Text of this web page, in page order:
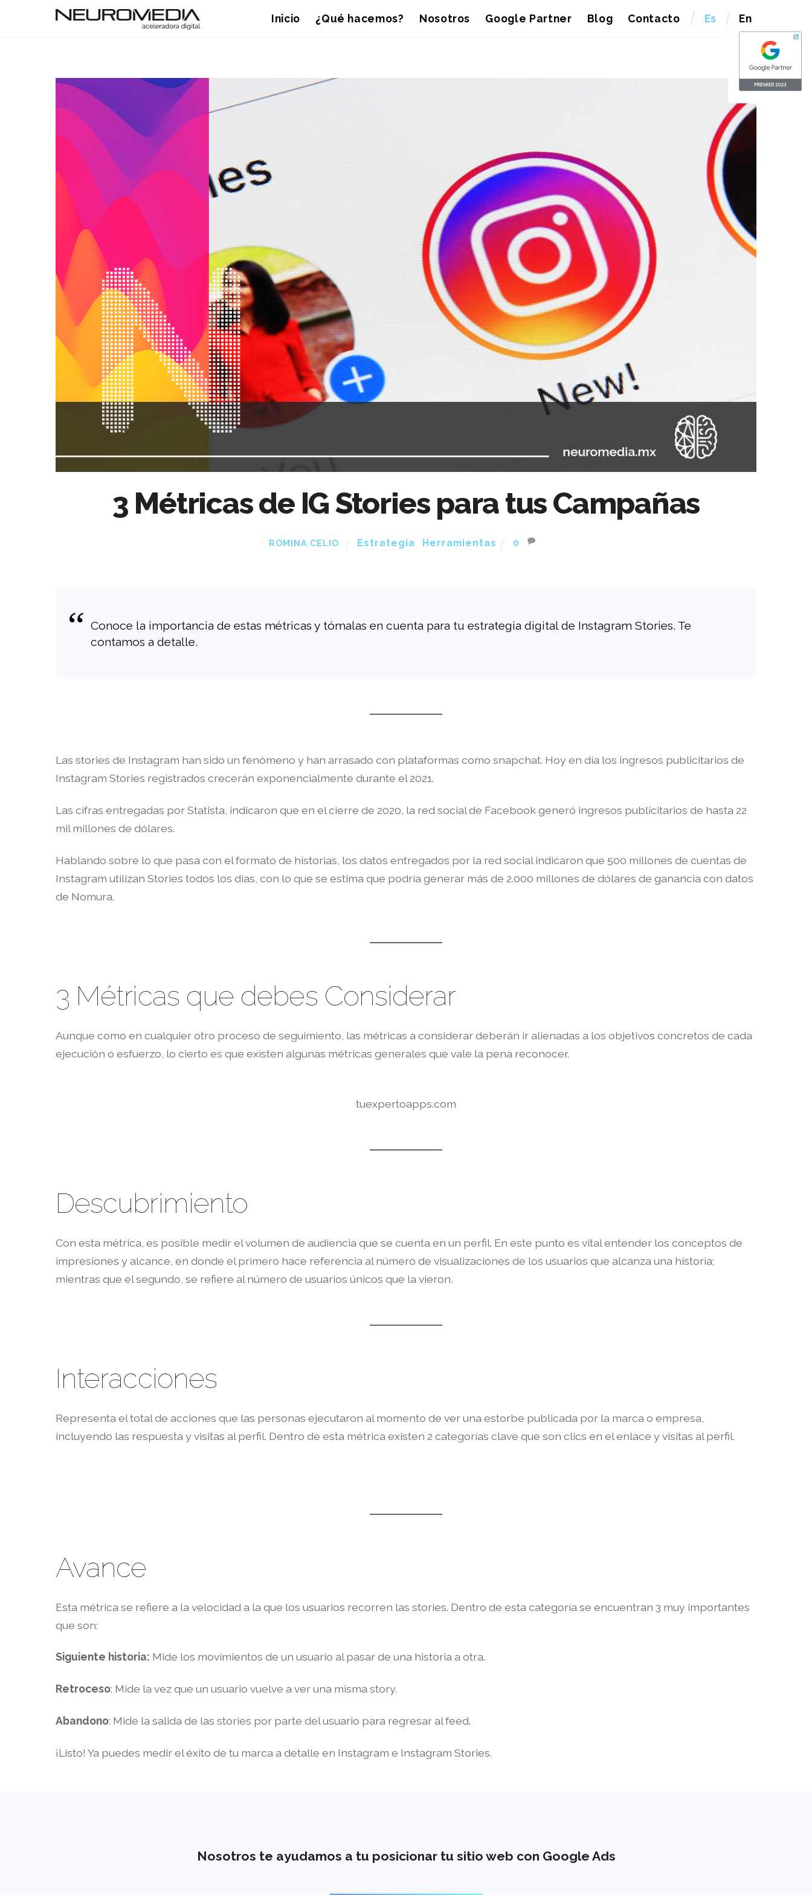
Inicio ¿Qué hacemos? Nosotros Google Partner Blog Contacto Es En
3 Métricas de IG Stories para tus Campañas
ROMINA CELIO Estrategia Herramientas 0
Conoce la importancia de estas métricas y tómalas en cuenta para tu estrategia digital de Instagram Stories. Te
contamos a detalle.
Las stories de Instagram han sido un fenómeno y han arrasado con plataformas como snapchat. Hoy en día los ingresos publicitarios de
Instagram Stories registrados crecerán exponencialmente durante el 2021.
Las cifras entregadas por Statista, indicaron que en el cierre de 2020, la red social de Facebook generó ingresos publicitarios de hasta 22
mil millones de dólares.
Hablando sobre lo que pasa con el formato de historias, los datos entregados por la red social indicaron que 500 millones de cuentas de
Instagram utilizan Stories todos los días, con lo que se estima que podría generar más de 2.000 millones de dólares de ganancia con datos
de Nomura.
3 Métricas que debes Considerar
Aunque como en cualquier otro proceso de seguimiento, las métricas a considerar deberán ir alienadas a los objetivos concretos de cada
ejecución o esfuerzo, lo cierto es que existen algunas métricas generales que vale la pena reconocer.
tuexpertoapps.com
Descubrimiento
Con esta métrica, es posible medir el volumen de audiencia que se cuenta en un perfil. En este punto es vital entender los conceptos de
impresiones y alcance, en donde el primero hace referencia al número de visualizaciones de los usuarios que alcanza una historia;
mientras que el segundo, se refiere al número de usuarios únicos que la vieron.
Interacciones
Representa el total de acciones que las personas ejecutaron al momento de ver una estorbe publicada por la marca o empresa,
incluyendo las respuesta y visitas al perfil. Dentro de esta métrica existen 2 categorías clave que son clics en el enlace y visitas al perfil.
Avance
Esta métrica se refiere a la velocidad a la que los usuarios recorren las stories. Dentro de esta categoría se encuentran 3 muy importantes
que son:
Siguiente historia: Mide los movimientos de un usuario al pasar de una historia a otra.
Retroceso: Mide la vez que un usuario vuelve a ver una misma story.
Abandono: Mide la salida de las stories por parte del usuario para regresar al feed.
¡Listo! Ya puedes medir el éxito de tu marca a detalle en Instagram e Instagram Stories.
Nosotros te ayudamos a tu posicionar tu sitio web con Google Ads